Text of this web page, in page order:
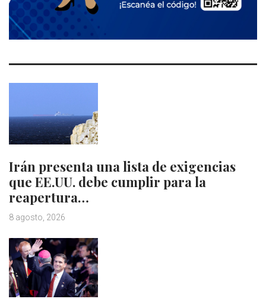
Irán presenta una lista de exigencias
que EE.UU. debe cumplir para la
reapertura…
8 agosto, 2026